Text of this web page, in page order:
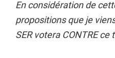
En considération de
propositions que je
SER votera CONTRE ce